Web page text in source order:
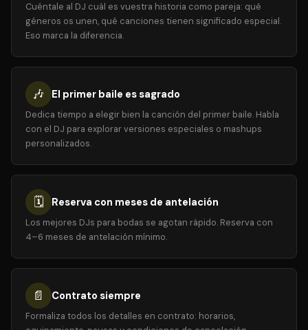
Cuéntale al DJ cuál es vuestra historia como pareja: qué
géneros os unen, qué canciones tienen significado especial.
Eso marca la diferencia.
🎶 El primer baile es sagrado
Dedica tiempo a elegir bien la canción del primer baile. Habla
con el DJ para explorar versiones especiales o mashups
personalizados.
🗓️ Reserva con meses de antelación
Los mejores DJs para bodas se agotan rápido. Reserva con
4–6 meses de antelación mínimo.
📄 Contrato siempre
Formaliza todos los detalles en contrato: horarios,